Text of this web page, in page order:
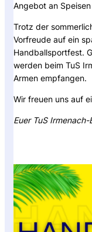
Angebot an
Trotz der
Vorfreude auf ein
Handballsportfest.
werden beim TuS
Armen empfangen.
Wir freuen uns auf
Euer TuS Irmenach-